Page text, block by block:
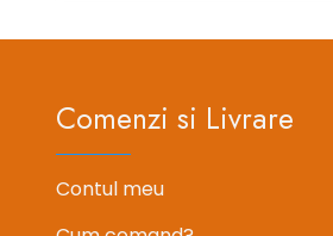
Comenzi si Livrare
Contul meu